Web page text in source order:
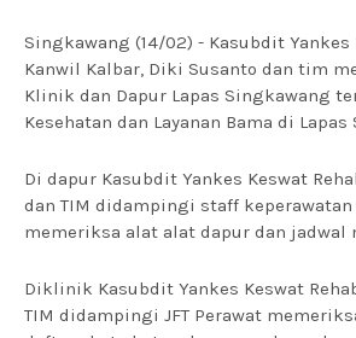
Singkawang (14/02) - Kasubdit Yankes
Kanwil Kalbar, Diki Susanto dan tim
Klinik dan Dapur Lapas Singkawang
Kesehatan dan Layanan Bama di
Di dapur Kasubdit Yankes Keswat
dan TIM didampingi staff
memeriksa alat alat dapur dan jadwal
Diklinik Kasubdit Yankes Keswat
TIM didampingi JFT Perawat